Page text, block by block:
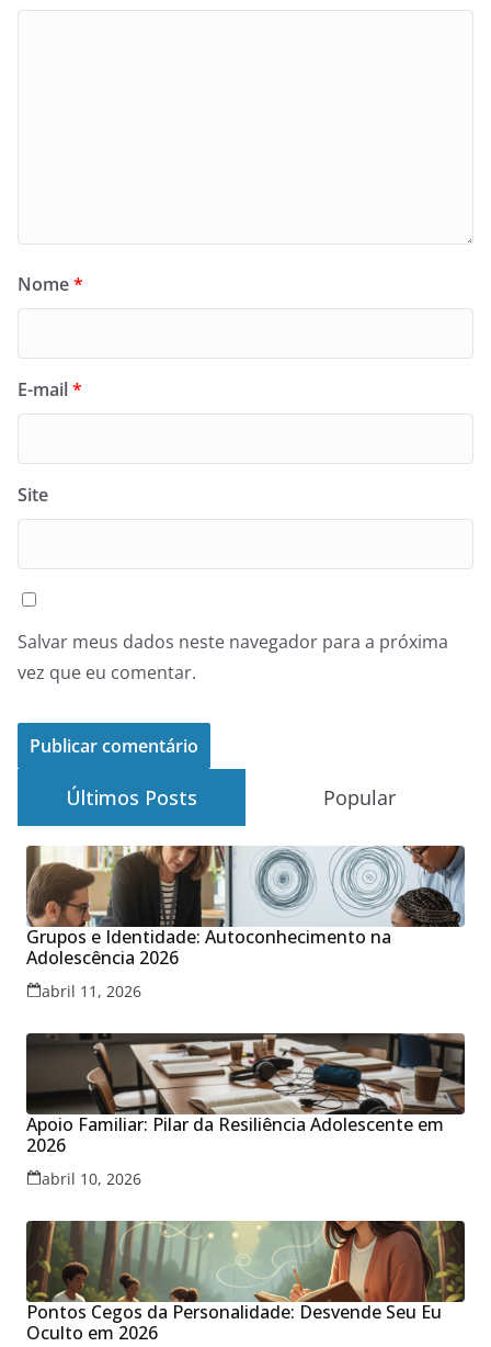
Nome*
E-mail*
Site
Salvar meus dados neste navegador para a próxima
vez que eu comentar.
Últimos Posts Popular
Grupos e Identidade: Autoconhecimento na
Adolescência 2026
abril 11, 2026
Apoio Familiar: Pilar da Resiliência Adolescente em
2026
abril 10, 2026
Pontos Cegos da Personalidade: Desvende Seu Eu
Oculto em 2026